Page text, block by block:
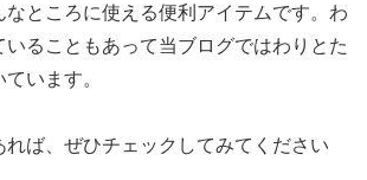
なところに使える便利アイテムです。わ
いることもあって当ブログではわりとた
います。
れば、ぜひチェックしてみてください